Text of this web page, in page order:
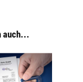
auch...